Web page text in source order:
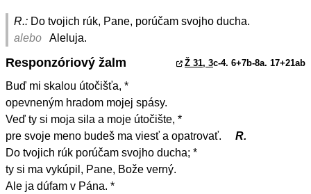
R.: Do tvojich rúk, Pane, porúčam svojho ducha.
alebo
Aleluja.
Responzóriový žalm Ž 31, 3c-4. 6+7b-8a. 17+21ab
Buď mi skalou útočišťa, *
opevneným hradom mojej spásy.
Veď ty si moja sila a moje útočište, *
pre svoje meno budeš ma viesť a opatrovať.
R.
Do tvojich rúk porúčam svojho ducha; *
ty si ma vykúpil, Pane, Bože verný.
Ale ja dúfam v Pána. *